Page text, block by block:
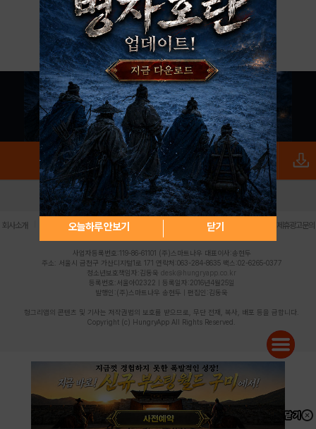
아이디 / 비밀번호 찾기 회원가입
오늘하루 안보기 닫기
로그인 PC버전 전체앱
회사소개 | 개인정보 처리방침 불법촬영물 신고센터 제휴광고문의
사업자등록번호:119-86-61101 (주)스마트나우 대표이사:송현두
주소: 서울시 금천구 가산디지털1로 171 연락처:063-284-8635 팩스:02-6265-0377
청소년보호책임자:김동욱 desk@hungryapp.co.kr
등록번호:서울아02322 | 등록일자:2016년4월25일
발행인:(주)스마트나우 송현두 | 편집인:김동욱
헝그리앱의 콘텐츠 및 기사는 저작권법의 보호를 받으므로, 무단 전재, 복사, 배포 등을 금합니다.
Copyright (c) HungryApp All Rights Reserved.